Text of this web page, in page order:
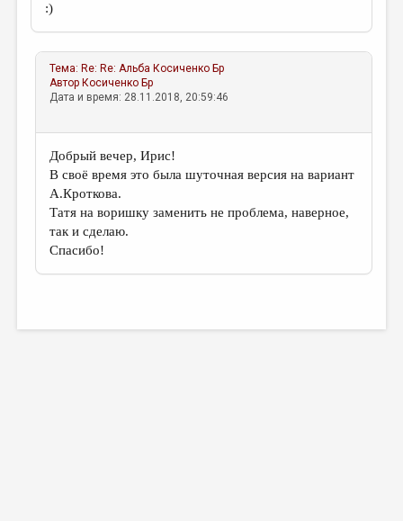
:)
Тема: Re: Re: Альба Косиченко Бр
Автор Косиченко Бр
Дата и время: 28.11.2018, 20:59:46
Добрый вечер, Ирис!
В своё время это была шуточная версия на вариант
А.Кроткова.
Татя на воришку заменить не проблема, наверное,
так и сделаю.
Спасибо!